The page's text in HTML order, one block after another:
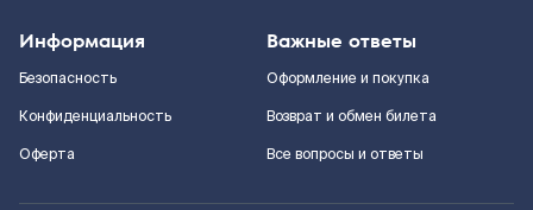
Информация
Безопасность
Конфиденциальность
Оферта
Важные ответы
Оформление и покупка
Возврат и обмен билета
Все вопросы и ответы